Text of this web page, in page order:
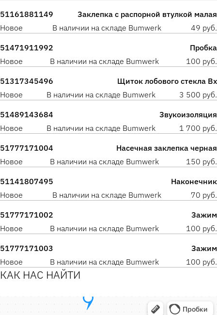
51161881149
Заклепка с распорной втулкой малая
Новое
В наличии на складе Bumwerk 49 руб.
51471911992
Пробка
Новое
В наличии на складе Bumwerk 100 руб.
51317345496
Щиток лобового стекла Вх
Новое
В наличии на складе Bumwerk 3 500 руб.
51489143684
Звукоизоляция
Новое
В наличии на складе Bumwerk 1 700 руб.
51777171004
Насечная заклепка черная
Новое
В наличии на складе Bumwerk 150 руб.
51141807495
Наконечник
Новое
В наличии на складе Bumwerk 70 руб.
51777171002
Зажим
Новое
В наличии на складе Bumwerk 100 руб.
51777171003
Зажим
Новое
В наличии на складе Bumwerk 100 руб.
КАК НАС НАЙТИ